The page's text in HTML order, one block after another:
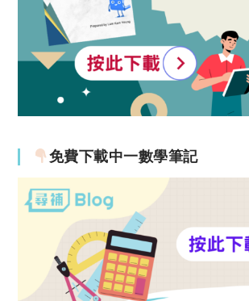
免費下載中一數學筆記